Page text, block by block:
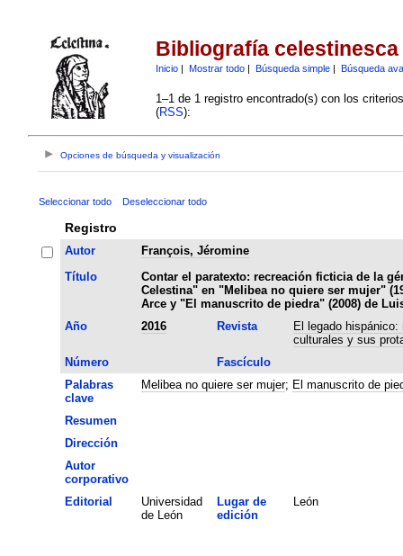
Bibliografía celestinesca
Inicio| Mostrar todo| Búsqueda simple| Búsqueda
1–1 de 1 registro encontrado(s) con los
(RSS):
Opciones de búsqueda y visualización
Seleccionar todo Deseleccionar todo
Registro
Autor
François, Jéromine
Título
Contar el paratexto: recreación ficticia de la
Celestina" en "Melibea no quiere ser mujer"
Arce y "El manuscrito de piedra" (2008) de
Año
2016 Revista
El legado
culturales y sus
Número
Fascículo
Palabras
clave
Melibea no quiere ser mujer; El manuscrito de
Resumen
Dirección
Autor
corporativo
Editorial
Universidad
de León
Lugar de
edición
León